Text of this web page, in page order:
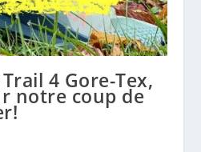
4 Gore-Tex,
notre coup de